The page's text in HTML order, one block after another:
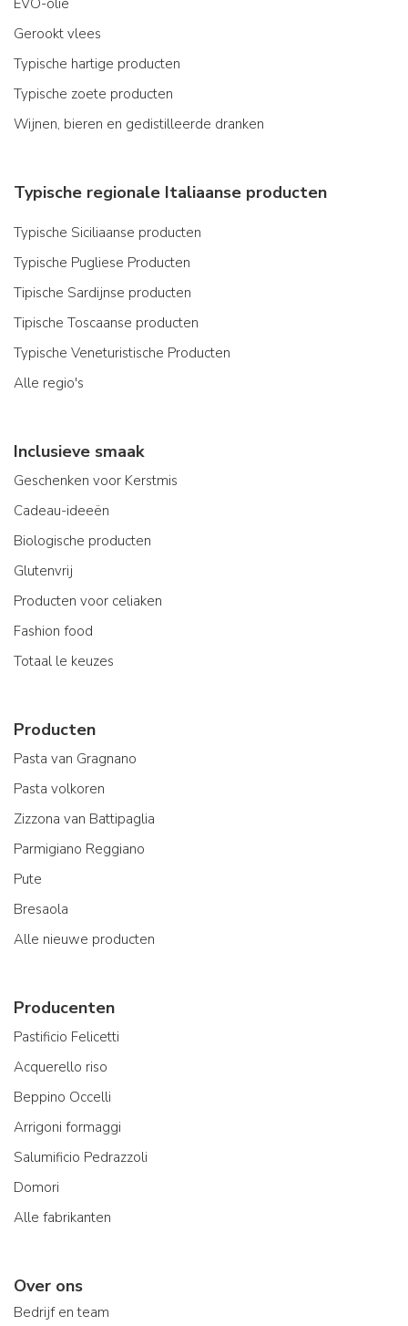
Gerookt vlees
Typische hartige producten
Typische zoete producten
Wijnen, bieren en gedistilleerde dranken
Typische regionale Italiaanse producten
Typische Siciliaanse producten
Typische Pugliese Producten
Tipische Sardijnse producten
Tipische Toscaanse producten
Typische Veneturistische Producten
Alle regio's
Inclusieve smaak
Geschenken voor Kerstmis
Cadeau-ideeën
Biologische producten
Glutenvrij
Producten voor celiaken
Fashion food
Totaal le keuzes
Producten
Pasta van Gragnano
Pasta volkoren
Zizzona van Battipaglia
Parmigiano Reggiano
Pute
Bresaola
Alle nieuwe producten
Producenten
Pastificio Felicetti
Acquerello riso
Beppino Occelli
Arrigoni formaggi
Salumificio Pedrazzoli
Domori
Alle fabrikanten
Over ons
Bedrijf en team